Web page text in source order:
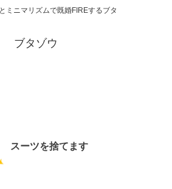
ミニマリズムで既婚FIREするブタ
ブタゾウ
スーツを捨てます